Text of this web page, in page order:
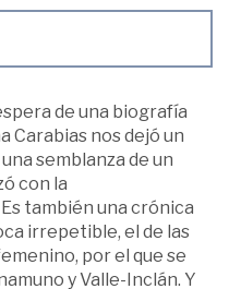
de una biografía
Carabias nos dejó un
semblanza de un
con la
también una crónica
irrepetible, el de las
por el que se
y Valle-Inclán. Y